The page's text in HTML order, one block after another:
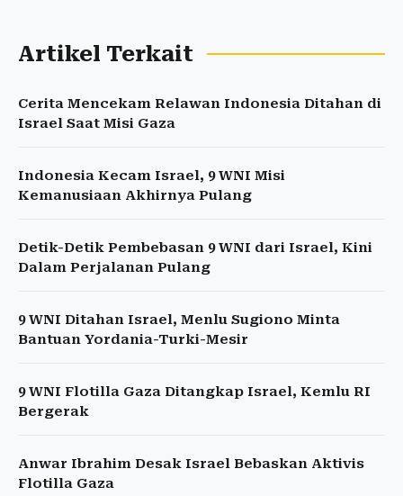
Artikel Terkait
Cerita Mencekam Relawan Indonesia Ditahan di
Israel Saat Misi Gaza
Indonesia Kecam Israel, 9 WNI Misi
Kemanusiaan Akhirnya Pulang
Detik-Detik Pembebasan 9 WNI dari Israel, Kini
Dalam Perjalanan Pulang
9 WNI Ditahan Israel, Menlu Sugiono Minta
Bantuan Yordania-Turki-Mesir
9 WNI Flotilla Gaza Ditangkap Israel, Kemlu RI
Bergerak
Anwar Ibrahim Desak Israel Bebaskan Aktivis
Flotilla Gaza